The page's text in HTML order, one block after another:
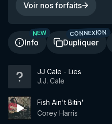
Voir nos forfaits
Info
NEW
Dupliquer
CONNEXION
JJ Cale - Lies
J.J. Cale
Fish Ain't Bitin'
Corey Harris